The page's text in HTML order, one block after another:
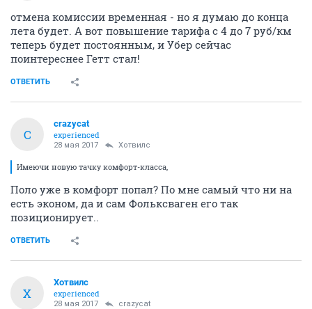
отмена комиссии временная - но я думаю до конца
лета будет. А вот повышение тарифа с 4 до 7 руб/км
теперь будет постоянным, и Убер сейчас
поинтереснее Гетт стал!
ОТВЕТИТЬ
C
crazycat
experienced
28 мая 2017 Хотвилс
Имеючи новую тачку комфорт-класса,
Поло уже в комфорт попал? По мне самый что ни на
есть эконом, да и сам Фольксваген его так
позиционирует..
ОТВЕТИТЬ
Х
Хотвилс
experienced
28 мая 2017 crazycat